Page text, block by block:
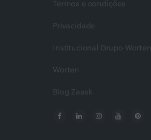
Termos e condições
Privacidade
Institucional Grupo Worten
Worten
Blog Zaask